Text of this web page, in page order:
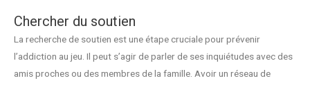
Chercher du soutien
La recherche de soutien est une étape cruciale pour prévenir
l’addiction au jeu. Il peut s’agir de parler de ses inquiétudes avec des
amis proches ou des membres de la famille. Avoir un réseau de